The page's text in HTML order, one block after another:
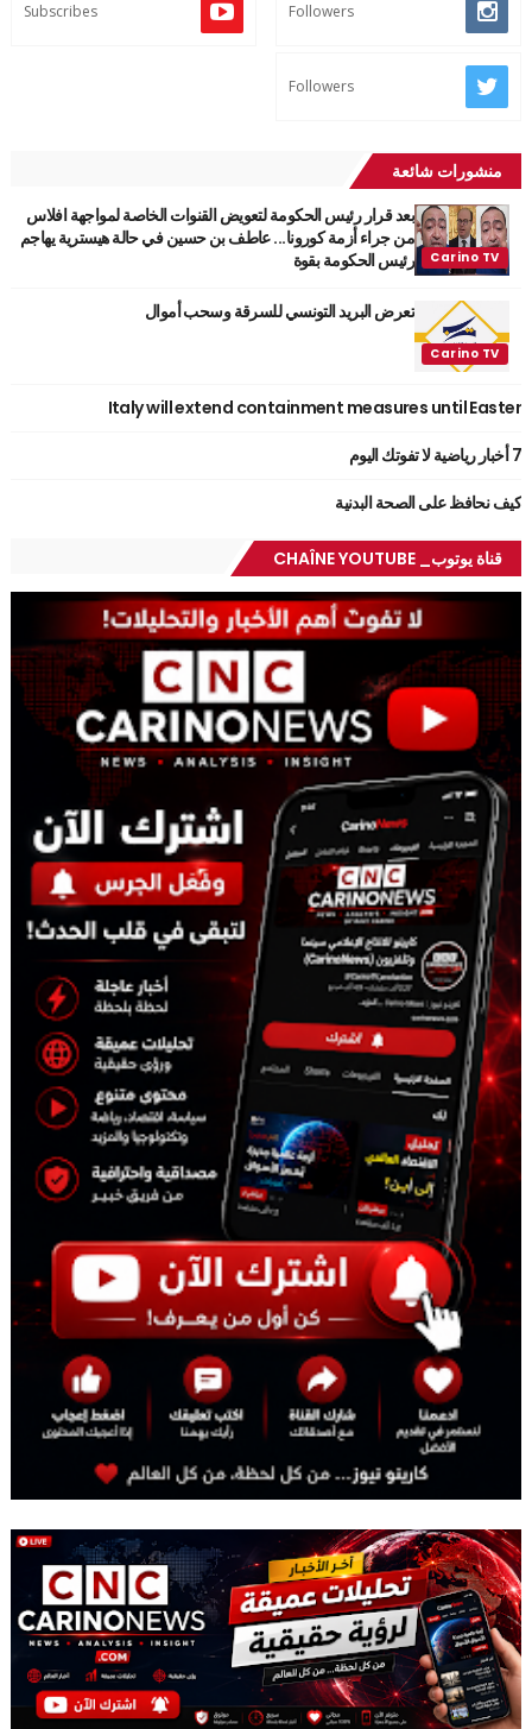
Followers
Subscribes
Followers
منشورات شائعة
بعد قرار رئيس الحكومة لتعويض القنوات الخاصة لمواجهة افلاس
من جراء أزمة كورونا... عاطف بن حسين في حالة هيسترية يهاجم
رئيس الحكومة بقوة
تعرض البريد التونسي للسرقة وسحب أموال
Italy will extend containment measures until Easter
7 أخبار رياضية لا تفوتك اليوم
كيف نحافظ على الصحة البدنية
قناة يوتوب_ CHAÎNE YOUTUBE